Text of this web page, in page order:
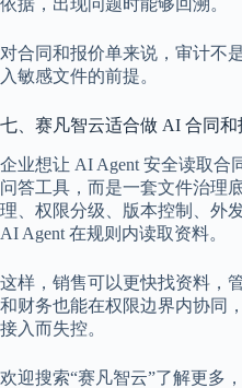
依据，出现问题时能够回溯。
对合同和报价单来说，审计不
入敏感文件的前提。
七、赛凡智云适合做 AI 合同和
企业想让 AI Agent 安全读取合
问答工具，而是一套文件治理
理、权限分级、版本控制、外
AI Agent 在规则内读取资料。
这样，销售可以更快找资料，
和财务也能在权限边界内协同
接入而失控。
欢迎搜索“赛凡智云”了解更多